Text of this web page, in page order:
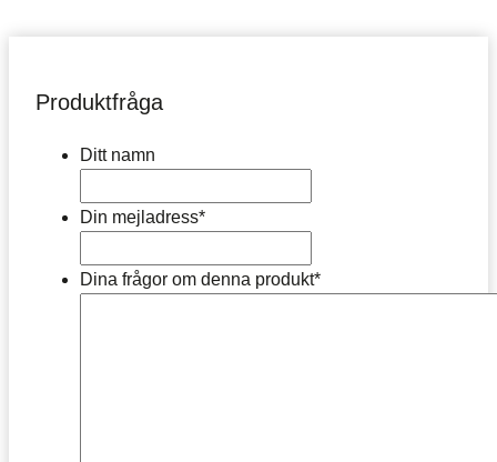
Produktfråga
Ditt namn
Din mejladress*
Dina frågor om denna produkt*